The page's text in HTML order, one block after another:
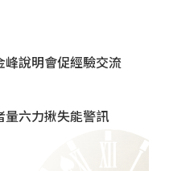
峰說明會促經驗交流
量六力揪失能警訊